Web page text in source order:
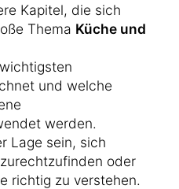
Kapitel, die sich
Thema Küche und
und welche
werden.
Lage sein, sich
oder
richtig zu verstehen.